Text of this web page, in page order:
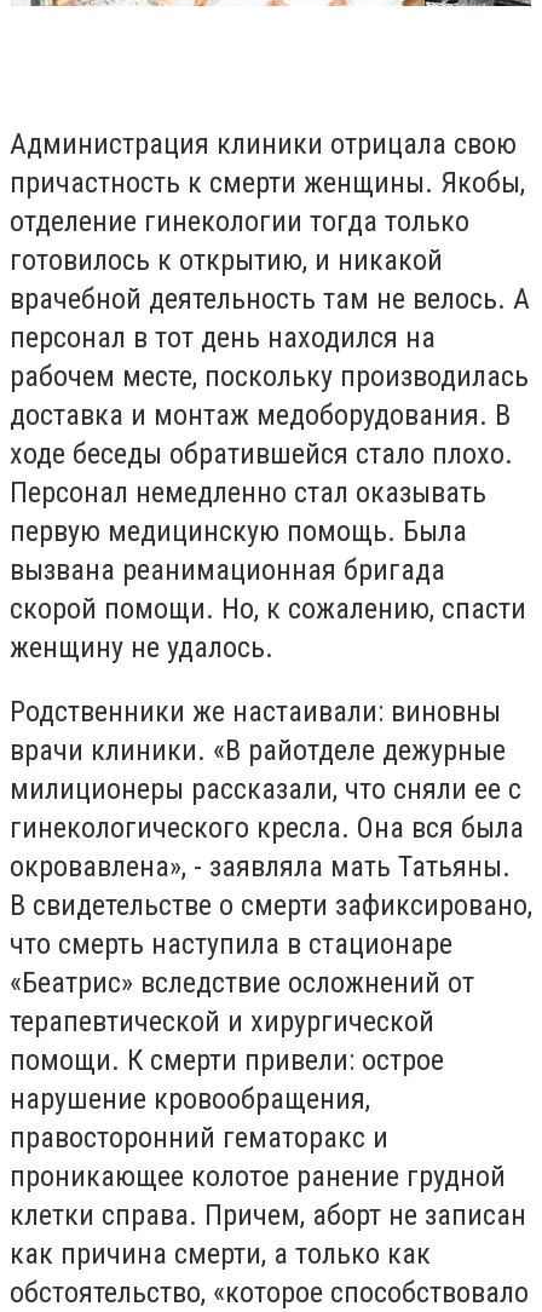
Администрация клиники отрицала свою
причастность к смерти женщины. Якобы,
отделение гинекологии тогда только
готовилось к открытию, и никакой
врачебной деятельность там не велось. А
персонал в тот день находился на
рабочем месте, поскольку производилась
доставка и монтаж медоборудования. В
ходе беседы обратившейся стало плохо.
Персонал немедленно стал оказывать
первую медицинскую помощь. Была
вызвана реанимационная бригада
скорой помощи. Но, к сожалению, спасти
женщину не удалось.
Родственники же настаивали: виновны
врачи клиники. «В райотделе дежурные
милиционеры рассказали, что сняли ее с
гинекологического кресла. Она вся была
окровавлена», - заявляла мать Татьяны.
В свидетельстве о смерти зафиксировано,
что смерть наступила в стационаре
«Беатрис» вследствие осложнений от
терапевтической и хирургической
помощи. К смерти привели: острое
нарушение кровообращения,
правосторонний гематоракс и
проникающее колотое ранение грудной
клетки справа. Причем, аборт не записан
как причина смерти, а только как
обстоятельство, «которое способствовало